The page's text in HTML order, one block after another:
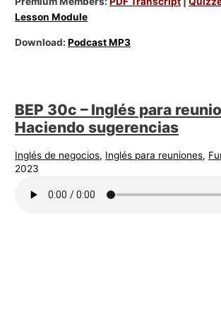
Lesson Module
Download:Podcast MP3
BEP 30c – Inglés para
Haciendo sugerencias
Inglés de negocios, Inglés para reuniones,
2023